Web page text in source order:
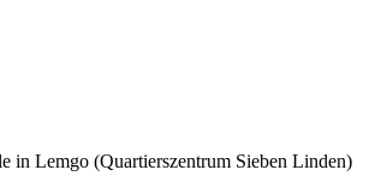
in Lemgo (Quartierszentrum Sieben Linden)